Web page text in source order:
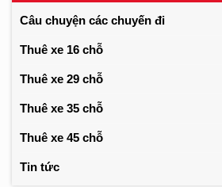
Câu chuyện các chuyến đi
Thuê xe 16 chỗ
Thuê xe 29 chỗ
Thuê xe 35 chỗ
Thuê xe 45 chỗ
Tin tức